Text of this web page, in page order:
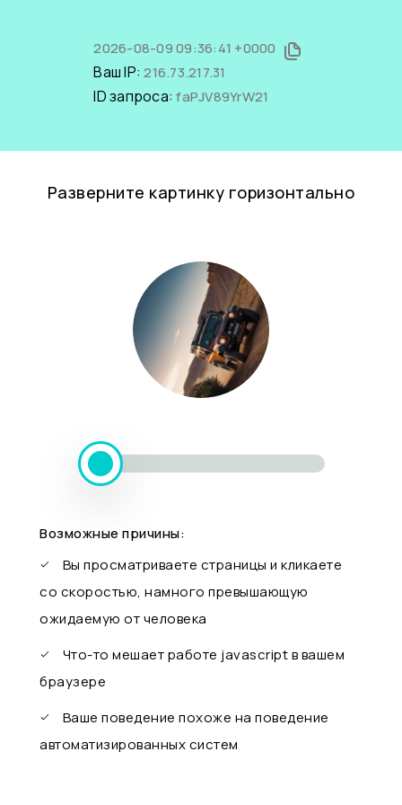
2026-08-09 09:36:41 +0000
Ваш IP:216.73.217.31
ID запроса:faPJV89YrW21
Разверните картинку горизонтально
Возможные причины:
Вы просматриваете страницы и кликаете
со скоростью, намного превышающую
ожидаемую от человека
Что-то мешает работе javascript в вашем
браузере
Ваше поведение похоже на поведение
автоматизированных систем